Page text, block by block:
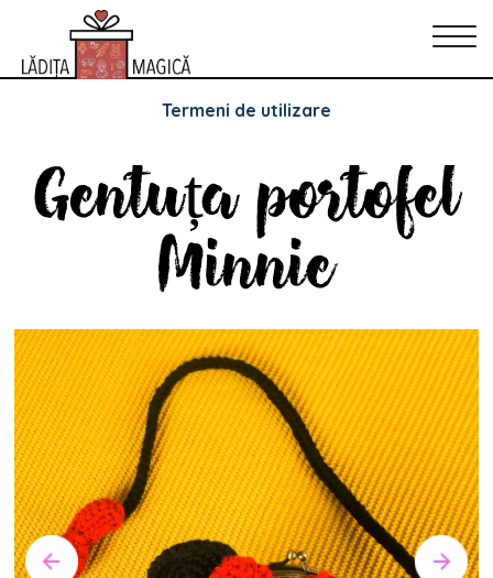
Gentuța portofel
Minnie
Politica de cookie-uri
Termeni de utilizare